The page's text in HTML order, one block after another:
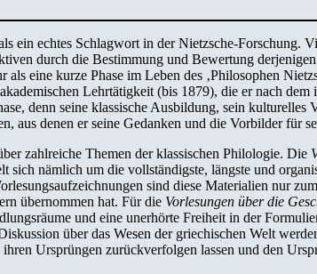
ein echtes Schlagwort in der Nietzsche-Forschung.
durch die Bestimmung und Bewertung
eine kurze Phase im Leben des ‚Philosophen
Lehrtätigkeit (bis 1879), die er nach
denn seine klassische Ausbildung, sein
aus denen er seine Gedanken und die Vorbilder für
zahlreiche Themen der klassischen Philologie. Die
sich nämlich um die vollständigste, längste und
sind diese Materialien nur
übernommen hat. Für die Vorlesungen über die
und eine unerhörte Freiheit in der
über das Wesen der griechischen Welt
Ursprüngen zurückverfolgen lassen und den